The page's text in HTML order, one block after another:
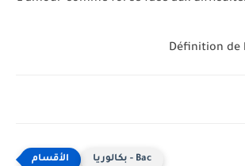
Définition de
بكالوريا - Bac